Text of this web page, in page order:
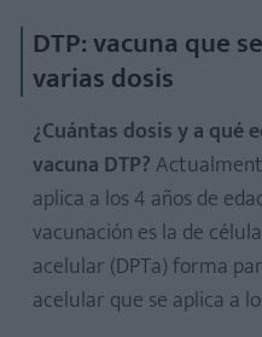
DTP: vacuna que
varias dosis
¿Cuántas dosis y a qué
vacuna DTP?
aplica a los 4 años de
vacunación es la de
acelular (DPTa) forma
acelular que se aplica a